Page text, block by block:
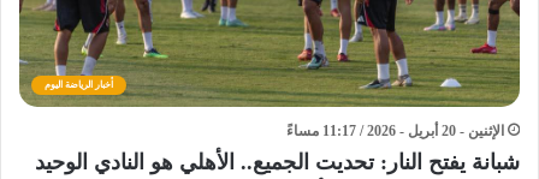
أخبار الرياضة اليوم
الإثنين - 20 أبريل - 2026 / 11:17 مساءً
شبانة يفتح النار: تحديت الجميع.. الأهلي هو النادي الوحيد